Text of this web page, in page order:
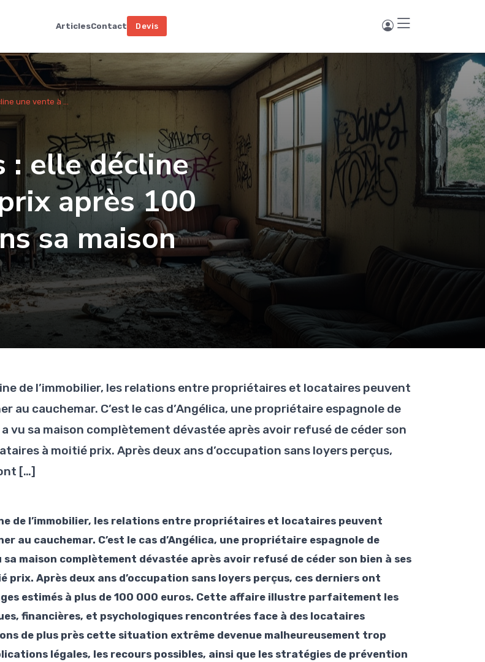
ArticlesContact Devis
une vente à ...
: elle décline
après 100
sa maison
de l’immobilier, les relations entre propriétaires et locataires peuvent
au cauchemar. C’est le cas d’Angélica, une propriétaire espagnole de
vu sa maison complètement dévastée après avoir refusé de céder son
à moitié prix. Après deux ans d’occupation sans loyers perçus,
[…]
de l’immobilier, les relations entre propriétaires et locataires peuvent
au cauchemar. C’est le cas d’Angélica, une propriétaire espagnole de
sa maison complètement dévastée après avoir refusé de céder son bien à ses
prix. Après deux ans d’occupation sans loyers perçus, ces derniers ont
estimés à plus de 100 000 euros. Cette affaire illustre parfaitement les
financières, et psychologiques rencontrées face à des locataires
de plus près cette situation extrême devenue malheureusement trop
légales, les recours possibles, ainsi que les stratégies de prévention